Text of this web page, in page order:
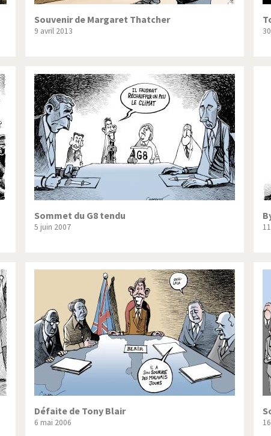
Le Best-Of
suisse en Libye Pakistan incertain
virus Pot-pourri
Trump II
Souvenir de Margaret Thatcher
9 avril 2013
Sommet du G8 tendu
5 juin 2007
Défaite de Tony Blair
6 mai 2006